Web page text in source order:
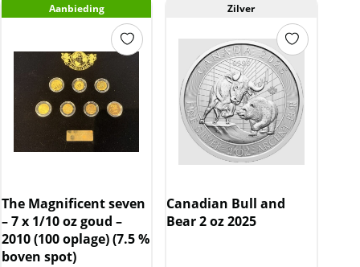
Aanbieding
The Magnificent seven
– 7 x 1/10 oz goud –
2010 (100 oplage) (7.5 %
boven spot)
Zilver
Canadian Bull and
Bear 2 oz 2025